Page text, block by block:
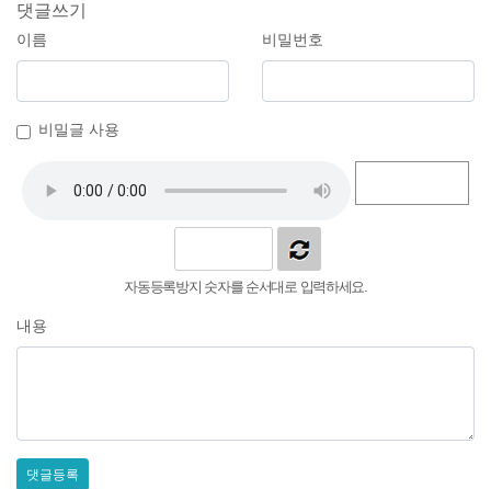
댓글쓰기
이름 비밀번호
비밀글 사용
자동등록방지 숫자를 순서대로 입력하세요.
내용
댓글등록